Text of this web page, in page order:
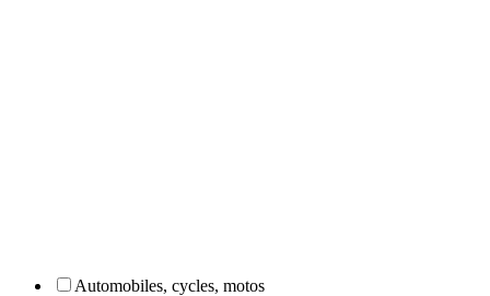
Automobiles, cycles, motos